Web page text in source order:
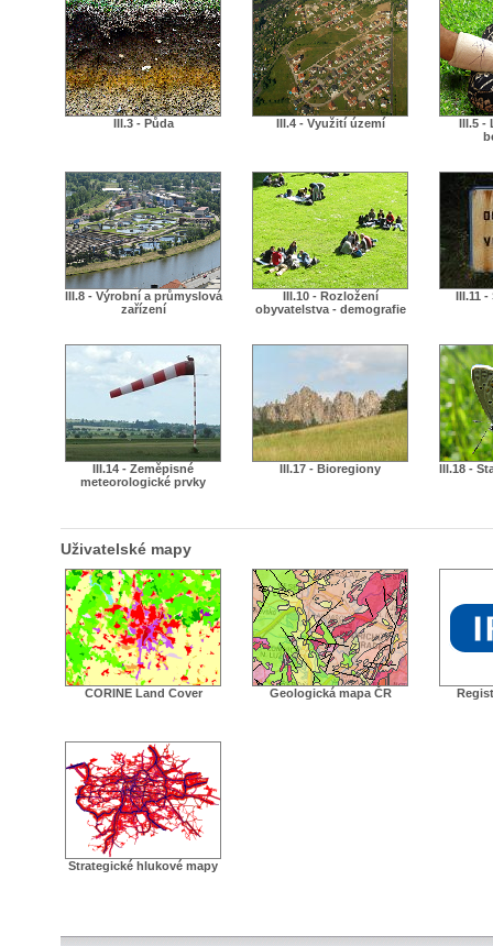
III.3 - Půda III.4 - Využití území
III.5
III.8 - Výrobní a průmyslová
zařízení
III.10 - Rozložení
obyvatelstva - demografie
III.11
III.14 - Zeměpisné
meteorologické prvky
III.17 - Bioregiony III.18 -
Uživatelské mapy
CORINE Land Cover Geologická mapa ČR
Strategické hlukové mapy